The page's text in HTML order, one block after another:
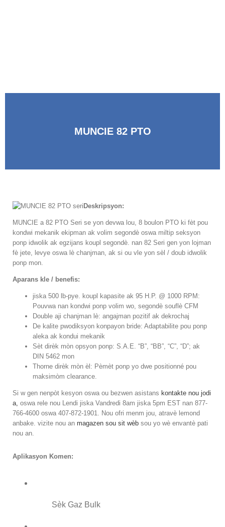
MUNCIE 82 PTO
Deskripsyon:
MUNCIE a 82 PTO Seri se yon devwa lou, 8 boulon PTO ki fèt pou
kondwi mekanik ekipman ak volim segondè oswa miltip seksyon
ponp idwolik ak egzijans koupl segondè. nan 82 Seri gen yon lojman
fè jete, levye oswa lè chanjman, ak si ou vle yon sèl / doub idwolik
ponp mon.
Aparans kle / benefis:
jiska 500 lb-pye. koupl kapasite ak 95 H.P. @ 1000 RPM:
Pouvwa nan kondwi ponp volim wo, segondè souflè CFM
Double aji chanjman lè: angajman pozitif ak dekrochaj
De kalite pwodiksyon konpayon bride: Adaptabilite pou ponp
aleka ak kondui mekanik
Sèt dirèk mòn opsyon ponp: S.A.E. “B”, “BB”, “C”, “D”; ak
DIN 5462 mon
Thorne dirèk mòn èl: Pèmèt ponp yo dwe positionné pou
maksimòm clearance.
Si w gen nenpòt kesyon oswa ou bezwen asistans kontakte nou jodi
a, oswa rele nou Lendi jiska Vandredi 8am jiska 5pm EST nan 877-
766-4600 oswa 407-872-1901. Nou ofri menm jou, atravè lemond
anbake. vizite nou an magazen sou sit wèb sou yo wè envantè pati
nou an.
Aplikasyon Komen:
Sèk Gaz Bulk